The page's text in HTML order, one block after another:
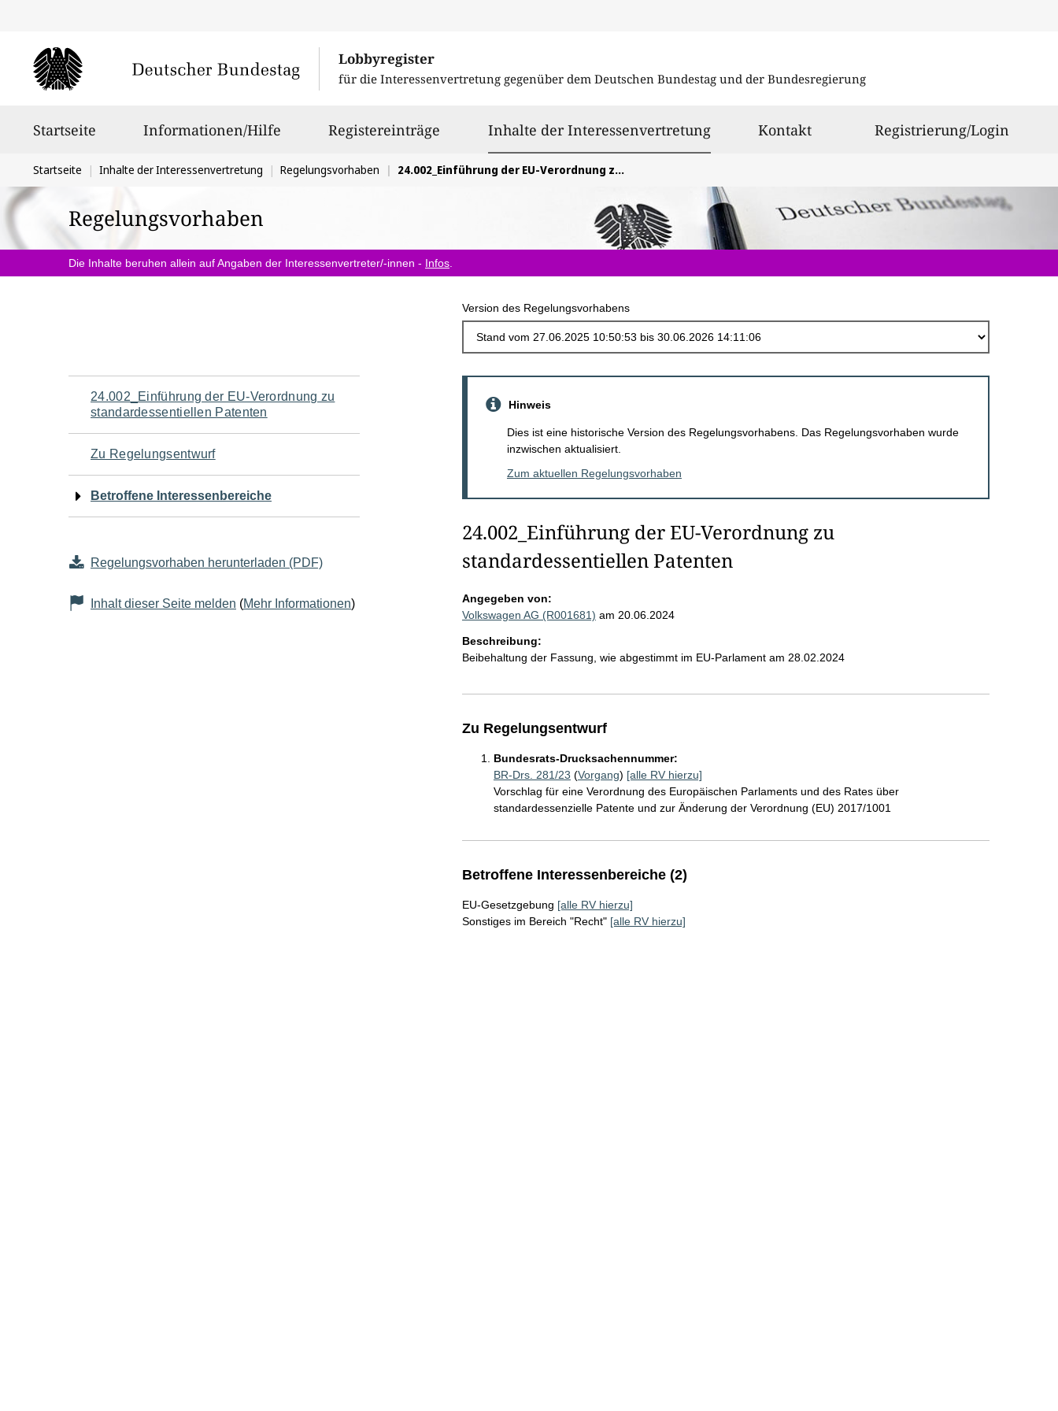
Lobbyregister
für die Interessenvertretung gegenüber dem Deutschen Bundestag und der Bundesregierung
Startseite Informationen/Hilfe Registereinträge Inhalte der Interessenvertretungausgewählt
Kontakt Registrierung/Login
Sie
befinden
sich
hier:
Startseite Inhalte der Interessenvertretung Regelungsvorhaben 24.002_Einführung der EU-Verordnung zu standardessentiellen Patenten
Regelungsvorhaben
Die Inhalte beruhen allein auf Angaben der Interessenvertreter/-innen - Infos
Version des Regelungsvorhabens
Navigation
für
den
Seiteninhalt
24.002_Einführung der EU-Verordnung zu
standardessentiellen Patenten
Zu Regelungsentwurf
Betroffene Interessenbereiche
Regelungsvorhaben herunterladen (PDF)
Inhalt dieser Seite melden (Mehr Informationen)
Hinweis
Dies ist eine historische Version des Regelungsvorhabens. Das Regelungsvorhaben wurde
inzwischen aktualisiert.
Zum aktuellen Regelungsvorhaben
24.002_Einführung der EU-Verordnung zu
standardessentiellen Patenten
Angegeben von:
Volkswagen AG (R001681) am 20.06.2024
Beschreibung:
Beibehaltung der Fassung, wie abgestimmt im EU-Parlament am 28.02.2024
Zu Regelungsentwurf
Bundesrats-Drucksachennummer:
BR-Drs. 281/23 (Vorgang) [alle RV hierzu]
Vorschlag für eine Verordnung des Europäischen Parlaments und des Rates über
standardessenzielle Patente und zur Änderung der Verordnung (EU) 2017/1001
Betroffene Interessenbereiche (2)
EU-Gesetzgebung [alle RV hierzu]
Sonstiges im Bereich "Recht" [alle RV hierzu]